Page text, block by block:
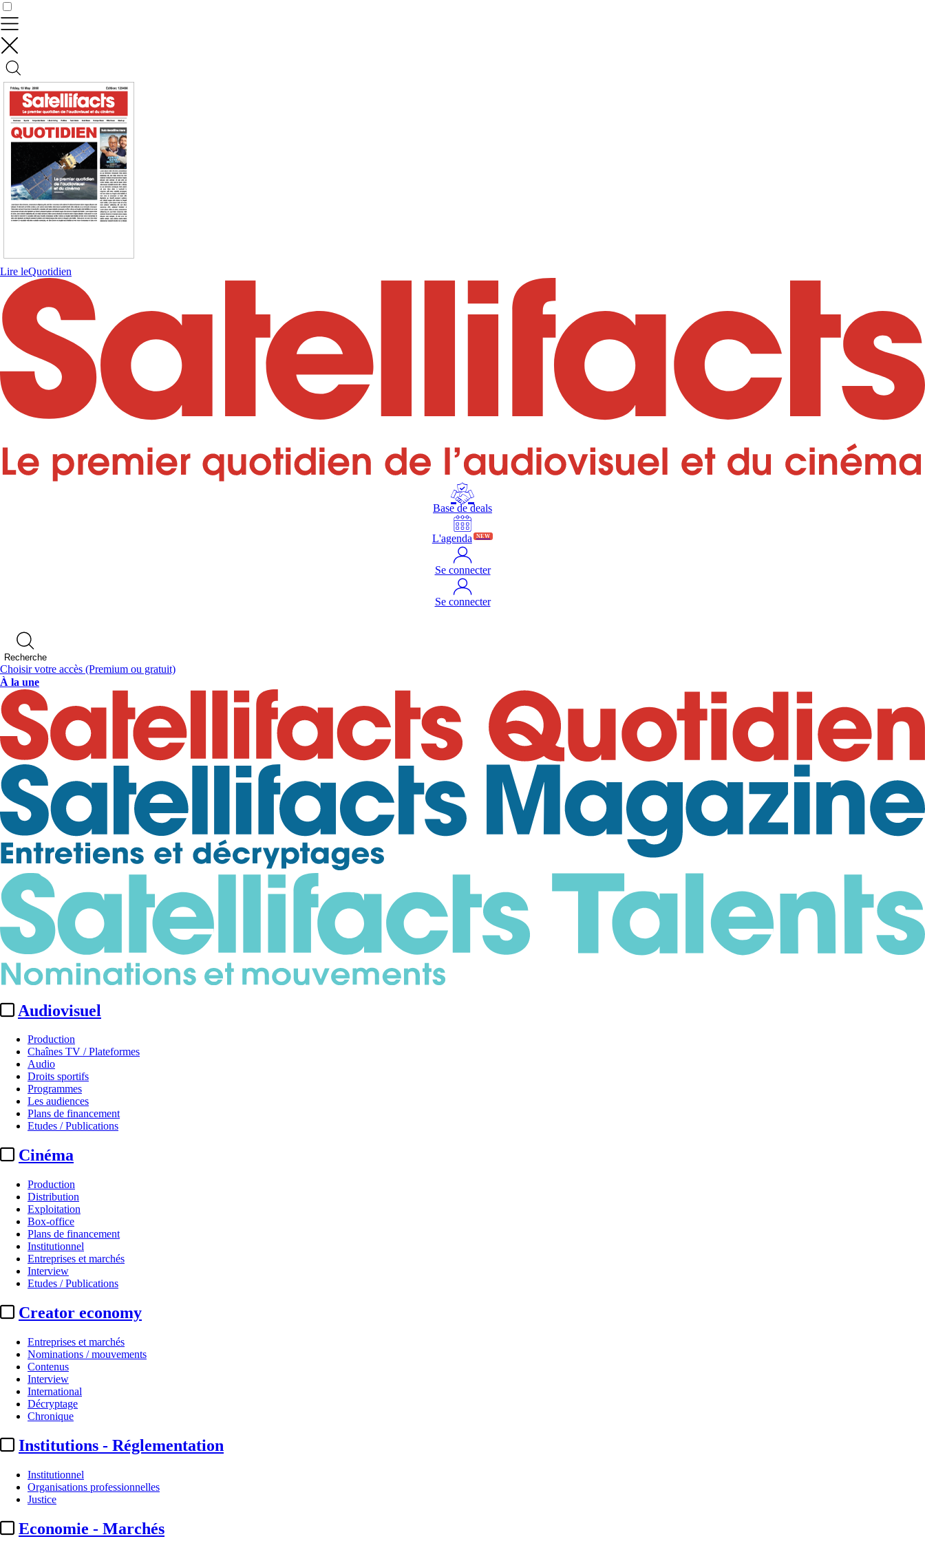
Lire leQuotidien
Base de deals
L'agenda NEW
Se connecter
Se connecter
Recherche
Choisir votre accès (Premium ou gratuit)
À la une
Audiovisuel
Production
Chaînes TV / Plateformes
Audio
Droits sportifs
Programmes
Les audiences
Plans de financement
Etudes / Publications
Cinéma
Production
Distribution
Exploitation
Box-office
Plans de financement
Institutionnel
Entreprises et marchés
Interview
Etudes / Publications
Creator economy
Entreprises et marchés
Nominations / mouvements
Contenus
Interview
International
Décryptage
Chronique
Institutions - Réglementation
Institutionnel
Organisations professionnelles
Justice
Economie - Marchés
Nominations / mouvements
Ivan Rouveure :
Par
Emmanuelle Miquet
Contrôler vos données